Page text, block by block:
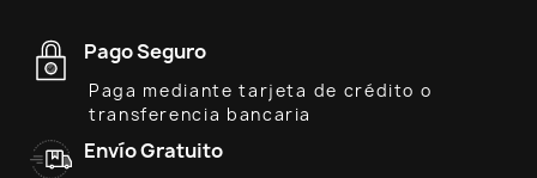
Pago Seguro
Paga mediante tarjeta de crédito o
transferencia bancaria
Envío Gratuito